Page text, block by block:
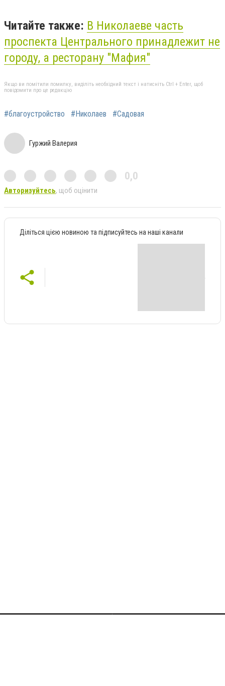
Читайте также: В Николаеве часть
проспекта Центрального принадлежит не
городу, а ресторану "Мафия"
Якщо ви помітили помилку, виділіть необхідний текст і натисніть Ctrl + Enter, щоб
повідомити про це редакцію
#благоустройство #Николаев #Садовая
Гуржий Валерия
0,0
Авторизуйтесь, щоб оцінити
Діліться цією новиною та підписуйтесь на наші канали